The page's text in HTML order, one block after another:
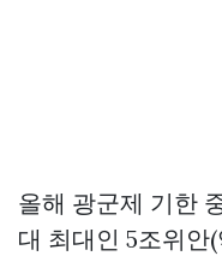
올해 광군제 기한
대 최대인 5조위안